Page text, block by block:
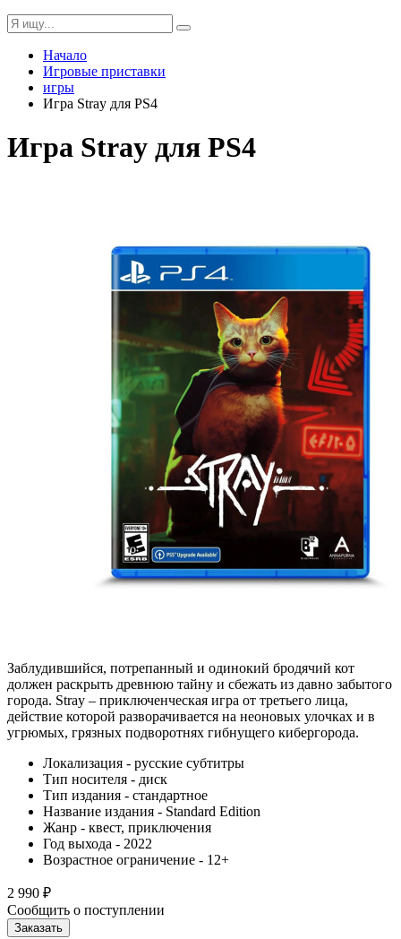
Начало
Игровые приставки
игры
Игра Stray для PS4
Игра Stray для PS4
Заблудившийся, потрепанный и одинокий бродячий кот
должен раскрыть древнюю тайну и сбежать из давно забытого
города. Stray – приключенческая игра от третьего лица,
действие которой разворачивается на неоновых улочках и в
угрюмых, грязных подворотнях гибнущего кибергорода.‎
Локализация - русские субтитры
Тип носителя - диск
Тип издания - стандартное
Название издания - Standard Edition
Жанр - квест, приключения
Год выхода - 2022
Возрастное ограничение - 12+
2 990 ₽
Сообщить о поступлении
Заказать